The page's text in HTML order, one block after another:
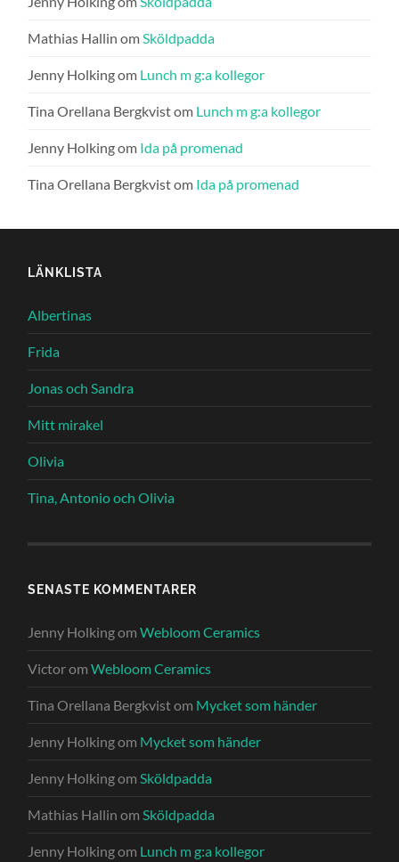
Mathias Hallin om Sköldpadda
Jenny Holkingom Lunch m g:a kollegor
Tina Orellana Bergkvistom Lunch m g:a kollegor
Jenny Holkingom Ida på promenad
Tina Orellana Bergkvistom Ida på promenad
LÄNKLISTA
Albertinas
Frida
Jonas och Sandra
Mitt mirakel
Olivia
Tina, Antonio och Olivia
SENASTE KOMMENTARER
Jenny HolkingomWebloom Ceramics
VictoromWebloom Ceramics
Tina Orellana Bergkvistom Mycket som händer
Jenny Holkingom Mycket som händer
Jenny Holkingom Sköldpadda
Mathias Hallin om Sköldpadda
Jenny Holkingom Lunch m g:a kollegor